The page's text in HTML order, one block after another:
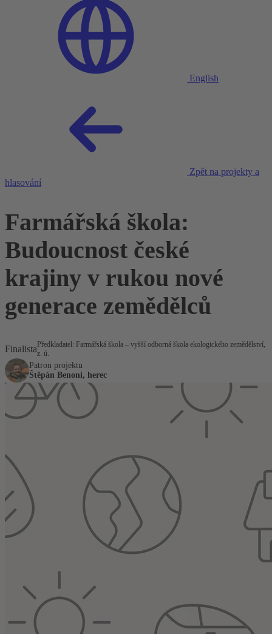
English
Zpět na projekty a
hlasování
Farmářská škola:
Budoucnost české
krajiny v rukou nové
generace zemědělců
Finalista Předkladatel: Farmářská škola – vyšší odborná škola ekologického zemědělství,
z. ú.
Patron projektu
Štěpán Benoni, herec